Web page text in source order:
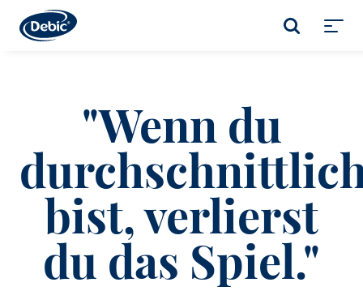
main
SUCHE
"Wenn du
bist, verlierst
du das Spiel."